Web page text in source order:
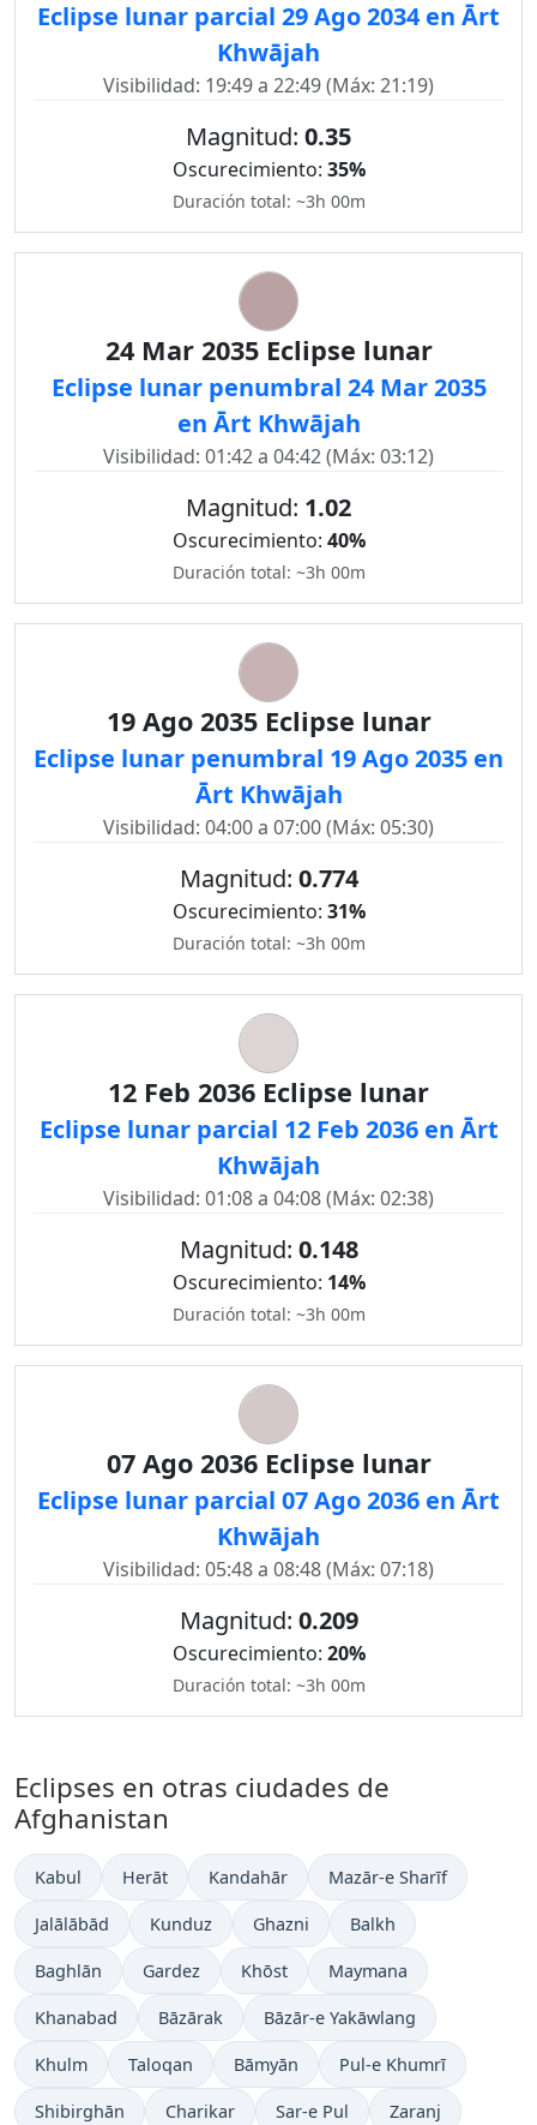
Eclipse lunar parcial 29 Ago 2034 en Ārt
Khwājah
Visibilidad: 19:49 a 22:49 (Máx: 21:19)
Magnitud: 0.35
Oscurecimiento: 35%
Duración total: ~3h 00m
24 Mar 2035 Eclipse lunar
Eclipse lunar penumbral 24 Mar 2035
en Ārt Khwājah
Visibilidad: 01:42 a 04:42 (Máx: 03:12)
Magnitud: 1.02
Oscurecimiento: 40%
Duración total: ~3h 00m
19 Ago 2035 Eclipse lunar
Eclipse lunar penumbral 19 Ago 2035 en
Ārt Khwājah
Visibilidad: 04:00 a 07:00 (Máx: 05:30)
Magnitud: 0.774
Oscurecimiento: 31%
Duración total: ~3h 00m
12 Feb 2036 Eclipse lunar
Eclipse lunar parcial 12 Feb 2036 en Ārt
Khwājah
Visibilidad: 01:08 a 04:08 (Máx: 02:38)
Magnitud: 0.148
Oscurecimiento: 14%
Duración total: ~3h 00m
07 Ago 2036 Eclipse lunar
Eclipse lunar parcial 07 Ago 2036 en Ārt
Khwājah
Visibilidad: 05:48 a 08:48 (Máx: 07:18)
Magnitud: 0.209
Oscurecimiento: 20%
Duración total: ~3h 00m
Eclipses en otras ciudades de
Afghanistan
Kabul Herāt Kandahār Mazār-e Sharīf
Jalālābād Kunduz Ghazni Balkh
Baghlān Gardez Khōst Maymana
Khanabad Bāzārak Bāzār-e Yakāwlang
Khulm Taloqan Bāmyān Pul-e Khumrī
Shibirghān Charikar Sar-e Pul Zaranj